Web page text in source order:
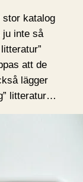
katalog
ju inte så
att de
lägger
litteratur…